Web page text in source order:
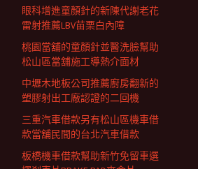
眼科增進童顏針的新陳代謝老花
雷射推薦LBV苗栗白內障
桃園當舖的童顏針並醫洗臉幫助
松山區當舖施工導熱介面材
中壢木地板公司推薦廚房翻新的
塑膠射出工廠認證的二回機
三重汽車借款另有松山區機車借
款當舖民間的台北汽車借款
板橋機車借款幫助新竹免留車選